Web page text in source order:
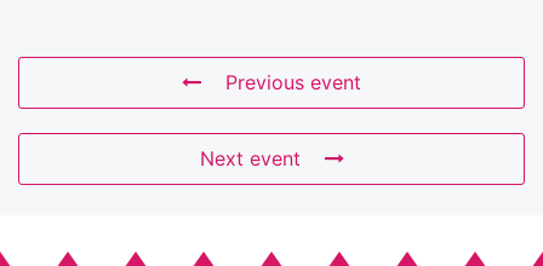
Previous event
Next event